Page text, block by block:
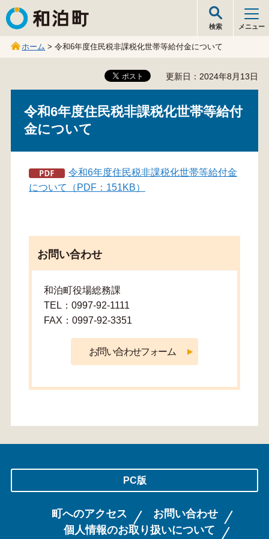
和泊町
検索 メニュー
ホーム > 令和6年度住民税非課税化世帯等給付金について
更新日：2024年8月13日
令和6年度住民税非課税化世帯等給付
金について
令和6年度住民税非課税化世帯等給付金
について（PDF：151KB）
お問い合わせ
和泊町役場総務課
TEL：0997-92-1111
FAX：0997-92-3351
PC版
町へのアクセス
お問い合わせ
個人情報のお取り扱いについて